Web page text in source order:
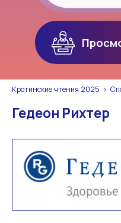
Кротинские чтения 2025
Гедеон Рихтер